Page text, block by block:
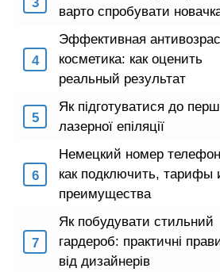
варто спробувати
Эффективная
косметика: как оценить
реальный результат
Як підготуватися до
лазерної епіляції
Немецкий номер
как подключить, тарифы
преимущества
Як побудувати стильний
гардероб: практичні
від дизайнерів